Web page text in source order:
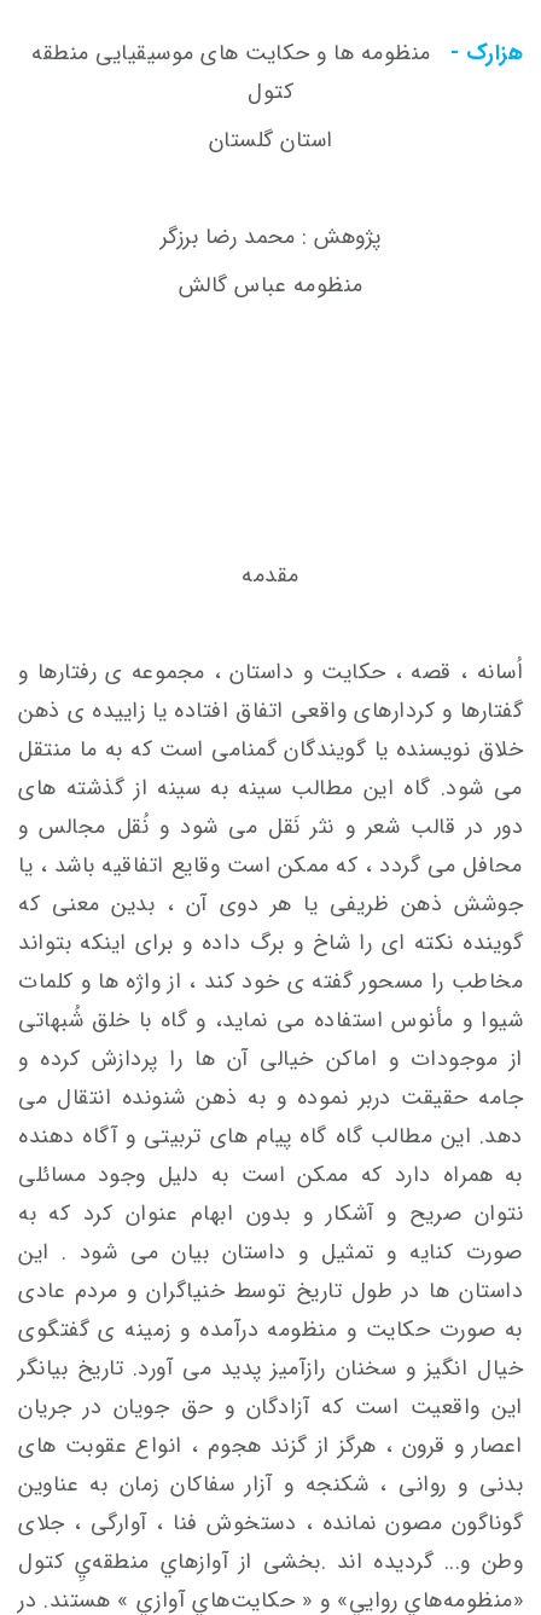
هزارک -
منظومه ها و حکایت های موسیقیایی منطقه
کتول
استان گلستان
پژوهش : محمد رضا برزگر
منظومه عباس گالش
مقدمه
اُسانه ، قصه ، حکایت و داستان ، مجموعه ی رفتارها و
گفتارها و کردارهای واقعی اتفاق افتاده یا زاییده ی ذهن
خلاق نویسنده یا گویندگان گمنامی است که به ما منتقل
می شود. گاه این مطالب سینه به سینه از گذشته های
دور در قالب شعر و نثر نَقل می شود و نُقل مجالس و
محافل می گردد ، که ممکن است وقایع اتفاقیه باشد ، یا
جوشش ذهن ظریفی یا هر دوی آن ، بدین معنی که
گوینده نکته ای را شاخ و برگ داده و برای اینکه بتواند
مخاطب را مسحور گفته ی خود کند ، از واژه ها و کلمات
شیوا و مأنوس استفاده می نماید، و گاه با خلق شُبهاتی
از موجودات و اماکن خیالی آن ها را پردازش کرده و
جامه حقیقت دربر نموده و به ذهن شنونده انتقال می
دهد. این مطالب گاه گاه پیام های تربیتی و آگاه دهنده
به همراه دارد که ممکن است به دلیل وجود مسائلی
نتوان صریح و آشکار و بدون ابهام عنوان کرد که به
صورت کنایه و تمثیل و داستان بیان می شود . این
داستان ها در طول تاریخ توسط خنیاگران و مردم عادی
به صورت حکایت و منظومه درآمده و زمینه ی گفتگوی
خیال انگیز و سخنان رازآمیز پدید می آورد. تاریخ بیانگر
این واقعیت است که آزادگان و حق جویان در جریان
اعصار و قرون ، هرگز از گزند هجوم ، انواع عقوبت های
بدنی و روانی ، شکنجه و آزار سفاکان زمان به عناوین
گوناگون مصون نمانده ، دستخوش فنا ، آوارگی ، جلای
وطن و... گردیده اند .بخشی از آوازهاي منطقه‌يِ کتول
«منظومه‌هايِ روايي» و « حكايت‌هاي آوازي » هستند. در